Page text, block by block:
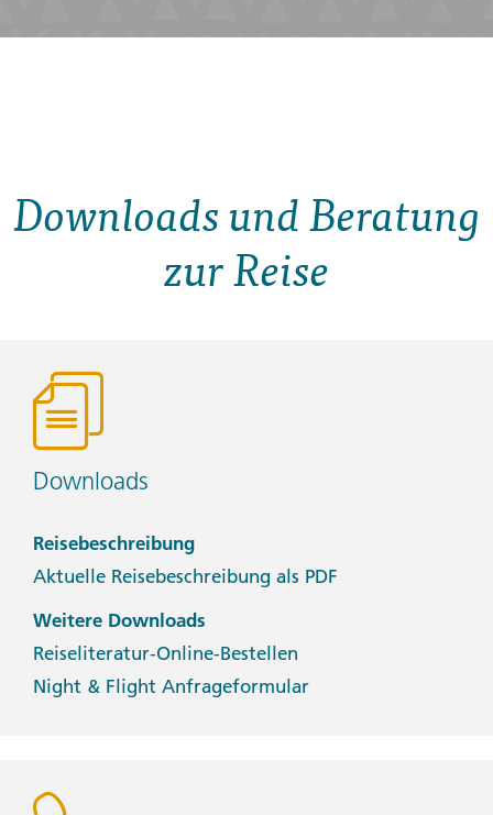
Downloads und Beratung
zur Reise
Downloads
Reisebeschreibung
Aktuelle Reisebeschreibung als PDF
Weitere Downloads
Reiseliteratur-Online-Bestellen
Night & Flight Anfrageformular